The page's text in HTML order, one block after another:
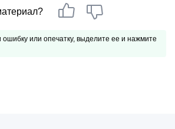
или опечатку, выделите ее и нажмите